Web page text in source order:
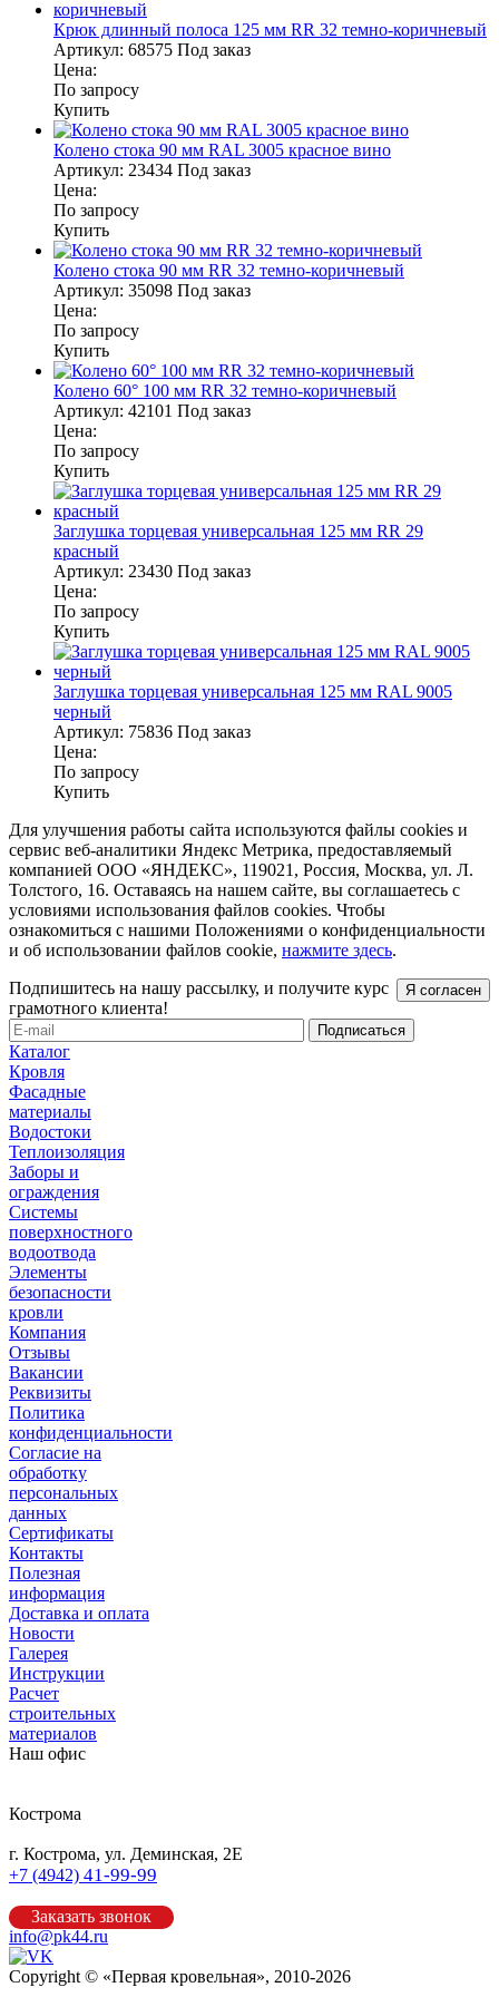
Крюк длинный полоса 125 мм RR 32 темно-коричневый
Артикул: 68575 Под заказ
Цена:
По запросу
Купить
Колено стока 90 мм RAL 3005 красное вино
Артикул: 23434 Под заказ
Цена:
По запросу
Купить
Колено стока 90 мм RR 32 темно-коричневый
Артикул: 35098 Под заказ
Цена:
По запросу
Купить
Колено 60° 100 мм RR 32 темно-коричневый
Артикул: 42101 Под заказ
Цена:
По запросу
Купить
Заглушка торцевая универсальная 125 мм RR 29
красный
Артикул: 23430 Под заказ
Цена:
По запросу
Купить
Заглушка торцевая универсальная 125 мм RAL 9005
черный
Артикул: 75836 Под заказ
Цена:
По запросу
Купить
Для улучшения работы сайта используются файлы cookies и
сервис веб-аналитики Яндекс Метрика, предоставляемый
компанией ООО «ЯНДЕКС», 119021, Россия, Москва, ул. Л.
Толстого, 16. Оставаясь на нашем сайте, вы соглашаетесь с
условиями использования файлов cookies. Чтобы
ознакомиться с нашими Положениями о конфиденциальности
и об использовании файлов cookie, нажмите здесь.
Я согласен
Подпишитесь на нашу рассылку, и получите курс
грамотного клиента!
Каталог
Кровля
Фасадные
материалы
Водостоки
Теплоизоляция
Заборы и
ограждения
Системы
поверхностного
водоотвода
Элементы
безопасности
кровли
Компания
Отзывы
Вакансии
Реквизиты
Политика
конфиденциальности
Согласие на
обработку
персональных
данных
Сертификаты
Контакты
Полезная
информация
Доставка и оплата
Новости
Галерея
Инструкции
Расчет
строительных
материалов
Наш офис
Кострома
г. Кострома, ул. Деминская, 2Е
+7 (4942) 41-99-99
Заказать звонок
info@pk44.ru
Copyright © «Первая кровельная», 2010-2026